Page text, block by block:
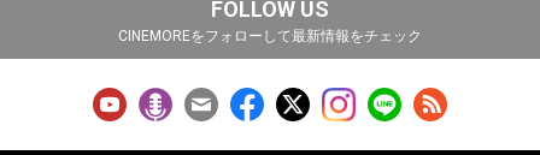
FOLLOW US
CINEMOREをフォローして最新情報をチェック